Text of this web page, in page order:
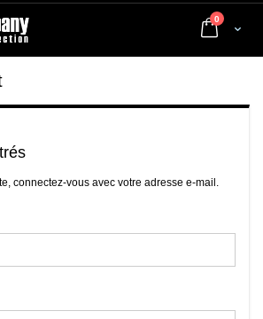
Cart
0 articles
connectez-vous avec votre adresse e-mail.